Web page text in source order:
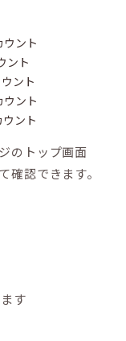
ント
ント
ント
ント
ント
のトップ画面
確認できます。
す